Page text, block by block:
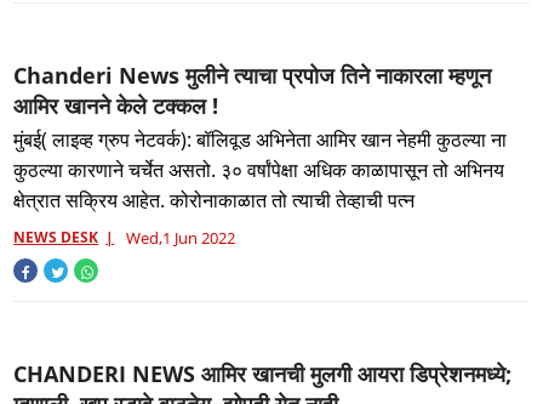
Chanderi News मुलीने त्याचा प्रपोज तिने नाकारला म्हणून
आमिर खानने केले टक्कल !
मुंबई( लाइव्ह ग्रुप नेटवर्क): बॉलिवूड अभिनेता आमिर खान नेहमी कुठल्या ना
कुठल्या कारणाने चर्चेत असतो. ३० वर्षांपेक्षा अधिक काळापासून तो अभिनय
क्षेत्रात सक्रिय आहेत. कोरोनाकाळात तो त्याची तेव्हाची पत्न
NEWS DESK Wed,1 Jun 2022
CHANDERI NEWS आमिर खानची मुलगी आयरा डिप्रेशनमध्ये;